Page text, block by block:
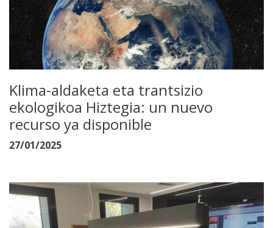
Klima-aldaketa eta trantsizio
ekologikoa Hiztegia: un nuevo
recurso ya disponible
27/01/2025